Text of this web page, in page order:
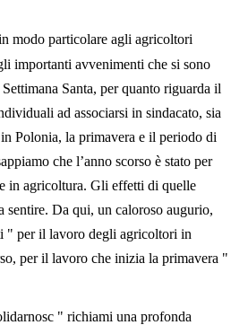
modo particolare agli agricoltori
importanti avvenimenti che si sono
Santa, per quanto riguarda il
ad associarsi in sindacato, sia
Polonia, la primavera e il periodo di
che l’anno scorso è stato per
in agricoltura. Gli effetti di quelle
sentire. Da qui, un caloroso augurio,
" per il lavoro degli agricoltori in
per il lavoro che inizia la primavera "
" richiami una profonda